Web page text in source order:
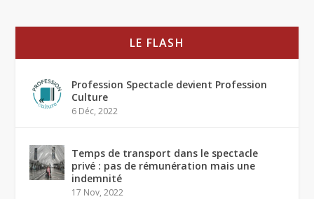
LE FLASH
Profession Spectacle devient Profession
Culture
6 Déc, 2022
Temps de transport dans le spectacle
privé : pas de rémunération mais une
indemnité
17 Nov, 2022